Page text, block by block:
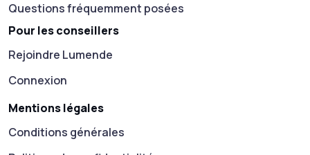
Questions fréquemment posées
Pour les conseillers
Rejoindre Lumende
Connexion
Mentions légales
Conditions générales